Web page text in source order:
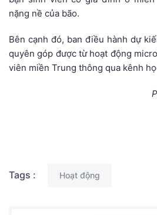
nặng nề của bão.
Bên cạnh đó, ban điều hành dự
quyên góp được từ hoạt động
viên miền Trung thông qua kênh
Tags : Hoạt động